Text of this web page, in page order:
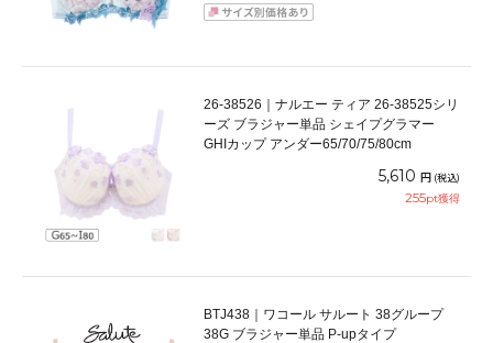
26-38526｜ナルエー ティア 26-38525シリ
ーズ ブラジャー単品 シェイプグラマー
GHIカップ アンダー65/70/75/80cm
5,610 円 (税込)
255pt獲得
BTJ438｜ワコール サルート 38グループ
38G ブラジャー単品 P-upタイプ